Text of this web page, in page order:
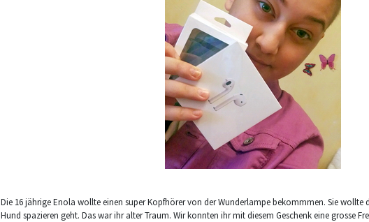
Die 16 jährige Enola wollte einen super Kopfhörer von der Wunderlampe bekommmen. Sie wollte
Hund spazieren geht. Das war ihr alter Traum. Wir konnten ihr mit diesem Geschenk eine grosse